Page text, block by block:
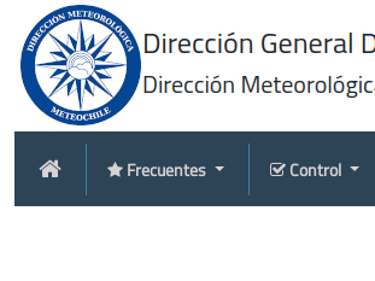
Frecuentes Control